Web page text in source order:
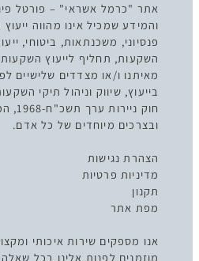
אתר "כרמל אשראי" – פורטל
והמידע שמכיל אינו מהווה
פנסיוני, משכנתאות, ביטוחי,
השקעות, תחליף לייעוץ
מאיתנו ו/או מצדדים שלישיים
חוק
ובצרכים מיוחדים של כל אדם.
הצהרת נגישות
מדיניות פרטיות
תקנון
מפת אתר
אנו מספקים שירות איכותי
מוזמנים לפנות אלינו בכל שאלה